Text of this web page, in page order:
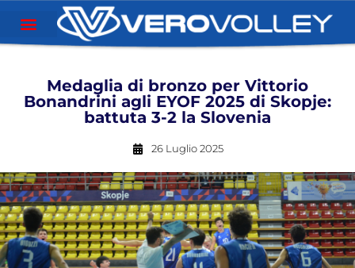
Medaglia di bronzo per Vittorio
Bonandrini agli EYOF 2025 di Skopje:
battuta 3-2 la Slovenia
26 Luglio 2025